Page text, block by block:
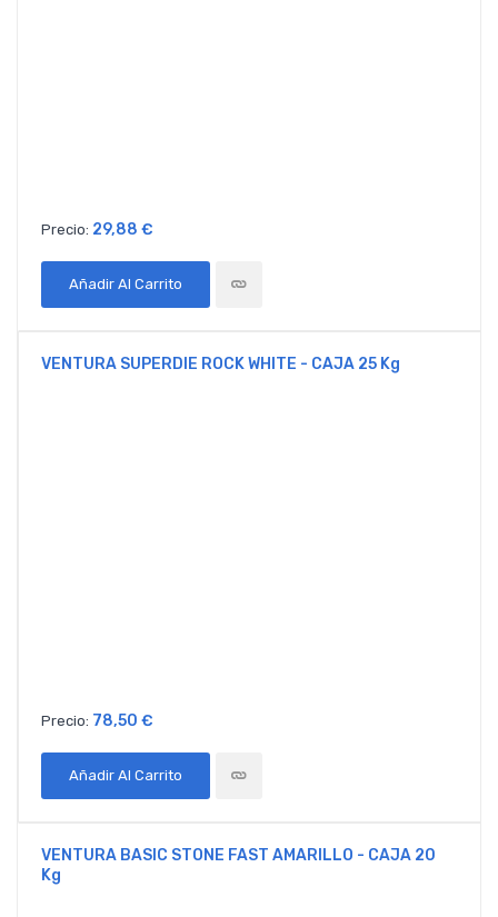
Precio: 29,88 €
Añadir Al Carrito
VENTURA SUPERDIE ROCK WHITE - CAJA 25 Kg
Precio: 78,50 €
Añadir Al Carrito
VENTURA BASIC STONE FAST AMARILLO - CAJA 20
Kg